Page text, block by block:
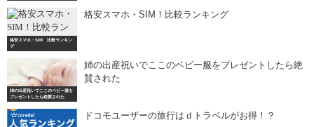
化粧品・美容液
エイジングケア洗顔クリーム
最近のコメント
カテゴリー